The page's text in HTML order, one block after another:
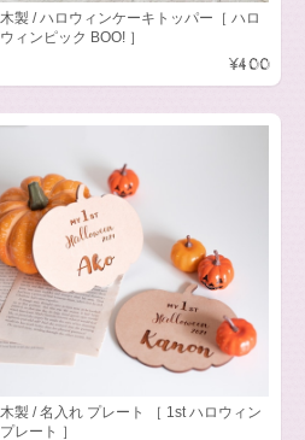
木製 / ハロウィンケーキトッパー［ ハロ
ウィンピック BOO! ］
¥400
木製 / 名入れ プレート ［ 1st ハロウィン
プレート ］